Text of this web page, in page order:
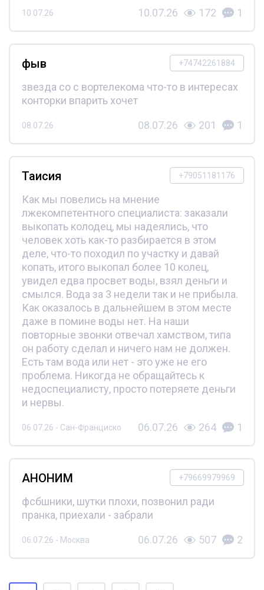
10.07.26 10.07.26 172 1
+74742261884
фыв
звезда со с вортелекома что-то в интересах
конторки впарить хочет
08.07.26 08.07.26 201 1
+79051181176
Таисия
Как мы повелись на мнение
лжекомпетентного специалиста: заказали
выкопать колодец, мы надеялись, что
человек хоть как-то разбирается в этом
деле, что-то походил по участку и давай
копать, итого выкопал более 10 колец,
увидел едва просвет воды, взял деньги и
смылся. Вода за 3 недели так и не прибыла.
Как оказалось в дальнейшем в этом месте
даже в помине воды нет. На наши
повторные звонки отвечал хамством, типа
он работу сделал и ничего нам не должен.
Есть там вода или нет - это уже не его
проблема. Никогда не обращайтесь к
недоспециалисту, просто потеряете деньги
и нервы.
06.07.26 - Сан-Франциско 06.07.26 264 1
+79669979969
АНОНИМ
фсбшники, шутки плохи, позвонил ради
пранка, приехали - забрали
06.07.26 - Москва 06.07.26 507 2